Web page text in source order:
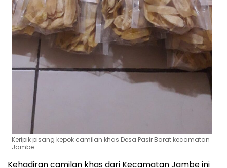
Keripik pisang kepok camilan khas Desa Pasir Barat kecamatan
Jambe
‎Kehadiran camilan khas dari Kecamatan Jambe ini